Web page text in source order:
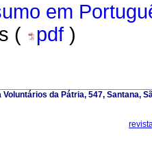
em
(
pdf )
Voluntários da Pátria, 547, Santana,